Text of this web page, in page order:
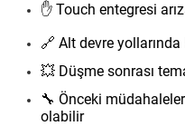
✋ Touch entegresi
🔗 Alt devre
💥 Düşme sonrası
🔧 Önceki
olabilir